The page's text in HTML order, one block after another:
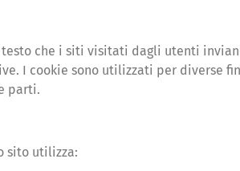
che i siti visitati dagli utenti
I cookie sono utilizzati per diverse
parti.
sito utilizza: